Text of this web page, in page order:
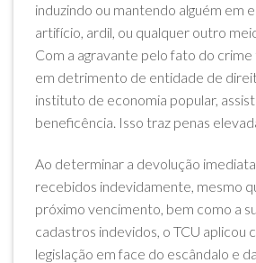
induzindo ou mantendo alguém em
artifício, ardil, ou qualquer outro
Com a agravante pelo fato do
em detrimento de entidade de
instituto de economia popular,
beneficência. Isso traz penas
Ao determinar a devolução
recebidos indevidamente, mesmo
próximo vencimento, bem como a
cadastros indevidos, o TCU aplicou
legislação em face do escândalo e